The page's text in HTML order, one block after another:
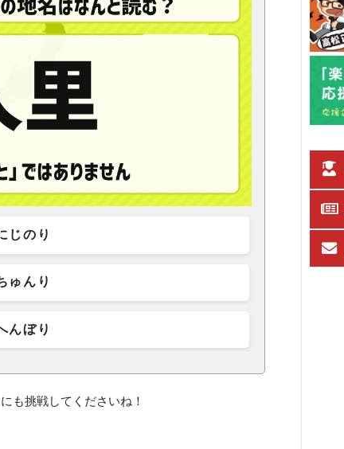
じのり
ゅんり
んぼり
にも挑戦してくださいね！